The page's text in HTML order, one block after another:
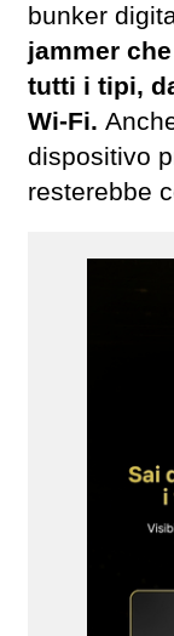
bunker
jammer
tutti i tipi,
Wi-Fi.
dispositivo
resterebbe